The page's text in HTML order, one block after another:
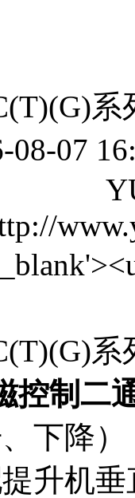
08-07
控制二
下降
升机